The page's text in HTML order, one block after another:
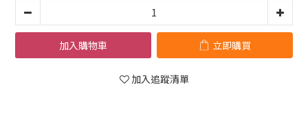
加入購物車 立即購買
加入追蹤清單